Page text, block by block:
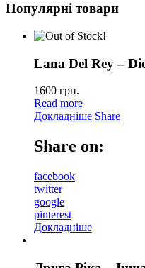
Популярні товари
Lana Del Rey –
1600 грн.
Read more
Докладніше Share
Share on:
facebook
twitter
google
pinterest
Докладніше